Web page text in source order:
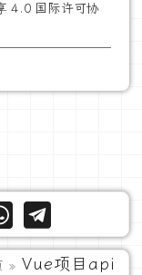
4.0 国际许可协
» Vue项目api